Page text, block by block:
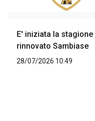
E' iniziata la stagione
rinnovato Sambiase
28/07/2026 10:49